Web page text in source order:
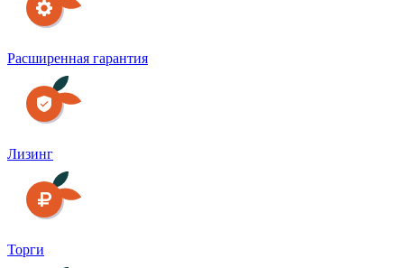
Расширенная гарантия
Лизинг
Торги